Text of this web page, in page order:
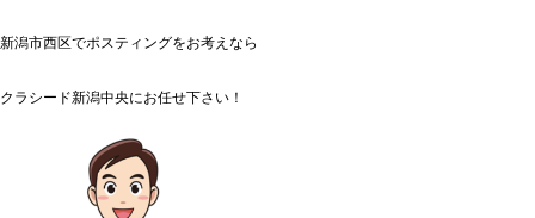
新潟市西区でポスティングをお考えなら
クラシード新潟中央にお任せ下さい！